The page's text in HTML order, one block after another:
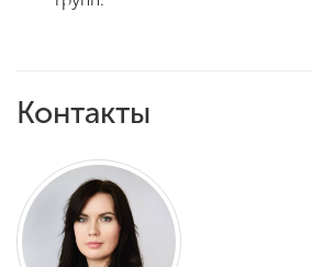
Студенческая жизнь
образовательной
организации
ENG SPN
Контакты